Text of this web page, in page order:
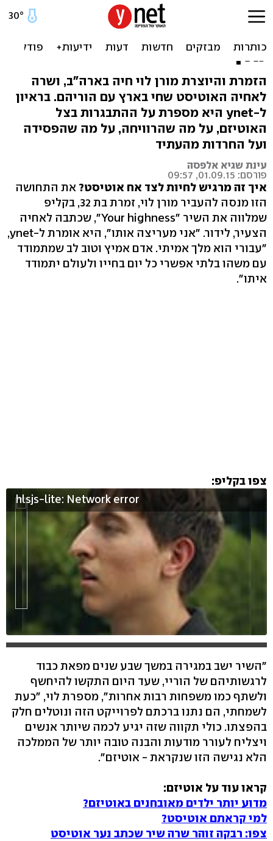
הזמרת שכתבה שיר מרגש
לאחיה האוטיסט: "עבורי הוא
מלך"
הזמרת והיוצרת מורן לוי חיה בארה"ב, ושרה
לאחיה האוטיסט שחי בארץ עם הוריהם. בראיון
ל-ynet היא מספרת על ההתבגרות בצל
האוטיזם, על מה שהרוויחה, על מה שהפסידה
ועל החרדות מהעתיד
עינת שגיא אלפסה
פורסם: 01.09.15, 09:57
איך זה מרגיש לחיות לצד אח אוטיסט? את התחושה
הזו מנסה להעביר מורן לוי, זמרת בת 32, בקליפ
שמלווה את השיר "Your highness", שכתבה לאחיה
הצעיר, לידור. "אני מעריצה אותו", היא אומרת ל-ynet,
"עבורי הוא מלך אמיתי. אדם אמיץ וטוב לב שמתמודד
עם משהו בלתי אפשרי כל יום בחייו ולעולם יתמודד
איתו".
צפו בקליפ:
hlsjs-lite: Network error
"השיר ישב במגירה במשך שבע שנים מפאת כבוד
לרגשותיהם של הוריי, שעד היום התקשו להיחשף
ולשתף כמו משפחות רבות אחרות", מספרת לוי, "כעת
לשמחתי, הם נתנו ברכתם לפרוייקט הזה ונוטלים חלק
בהפצתו. כולי תקווה שזה יגיע לכמה שיותר אנשים
ויצליח לעורר מודעות והבנה טובה יותר של הממלכה
הלא נגישה הזו שנקראת - אוטיזם".
קראו עוד על אוטיזם:
מדוע יותר ילדים מאובחנים באוטיזם?
למי קראתם אוטיסט?
צפו: רבקה זוהר שרה שיר שכתב נער אוטיסט